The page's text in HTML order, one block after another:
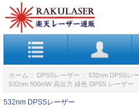
ホーム :: DPSSレーザー :: 532nm DPSSレ
532nm 500mW 高出力 緑色 DPSS レーザー
532nm DPSSレーザー